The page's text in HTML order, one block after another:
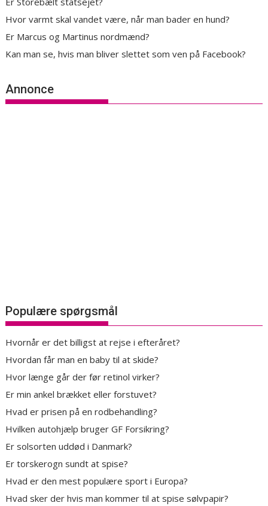
Hvor varmt skal vandet være, når man bader en hund?
Er Marcus og Martinus nordmænd?
Kan man se, hvis man bliver slettet som ven på Facebook?
Annonce
Populære spørgsmål
Hvornår er det billigst at rejse i efteråret?
Hvordan får man en baby til at skide?
Hvor længe går der før retinol virker?
Er min ankel brækket eller forstuvet?
Hvad er prisen på en rodbehandling?
Hvilken autohjælp bruger GF Forsikring?
Er solsorten uddød i Danmark?
Er torskerogn sundt at spise?
Hvad er den mest populære sport i Europa?
Hvad sker der hvis man kommer til at spise sølvpapir?